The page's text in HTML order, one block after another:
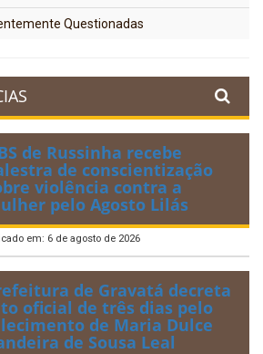
Questionadas
de Russinha recebe
de conscientização
violência contra a
pelo Agosto Lilás
em: 6 de agosto de 2026
de Gravatá decreta
oficial de três dias pelo
de Maria Dulce
de Sousa Leal